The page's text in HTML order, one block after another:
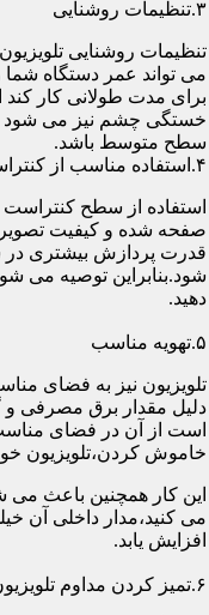
۳.تنظیمات روشنایی
می تواند عمر دستگاه شما
برای مدت طولانی کار
خستگی چشم نیز می شود
سطح متوسط باشد.
۴.استفاده مناسب از کنتراست
صفحه شده و کیفیت
قدرت پردازش بیشتری در
شود.بنابراین توصیه می
دهید.
۵.تهویه مناسب
تلویزیون نیز به فضای
دلیل مقدار برق مصرفی و
است از آن در فضای
خاموش کردن،تلویزیون
این کار همچنین باعث می
می کنید،مدار داخلی آن
افزایش یابد.
۶.تمیز کردن مداوم تلویزیون